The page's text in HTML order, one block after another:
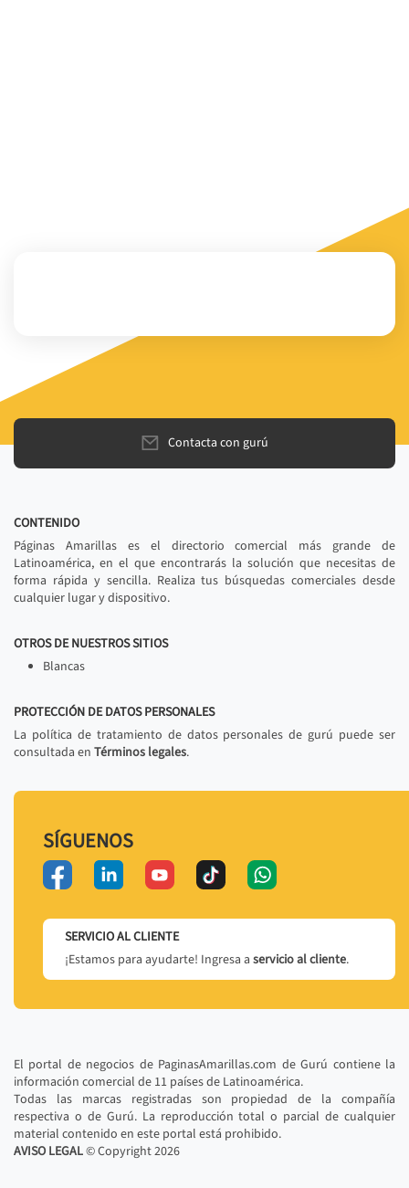
Contacta con gurú
CONTENIDO
Páginas Amarillas es el directorio comercial más grande de
Latinoamérica, en el que encontrarás la solución que necesitas de
forma rápida y sencilla. Realiza tus búsquedas comerciales desde
cualquier lugar y dispositivo.
OTROS DE NUESTROS SITIOS
Blancas
PROTECCIÓN DE DATOS PERSONALES
La política de tratamiento de datos personales de gurú puede ser
consultada en Términos legales.
SÍGUENOS
SERVICIO AL CLIENTE
¡Estamos para ayudarte! Ingresa a servicio al cliente.
El portal de negocios de PaginasAmarillas.com de Gurú contiene la
información comercial de 11 países de Latinoamérica.
Todas las marcas registradas son propiedad de la compañía
respectiva o de Gurú. La reproducción total o parcial de cualquier
material contenido en este portal está prohibido.
AVISO LEGAL© Copyright2026